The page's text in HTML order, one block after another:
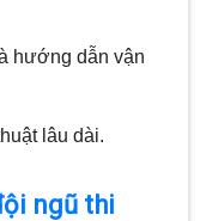
hướng dẫn vận
lâu dài.
ngũ thi